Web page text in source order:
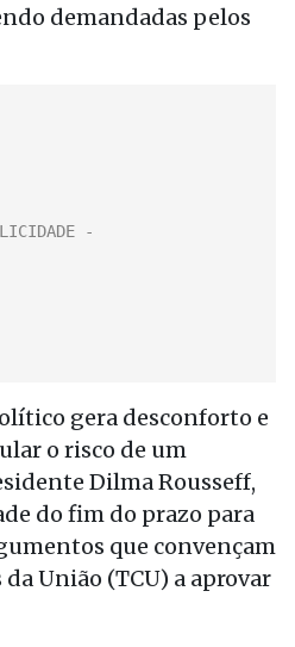
demandadas pelos
gera desconforto e
o risco de um
Dilma Rousseff,
do fim do prazo para
que convençam
União (TCU) a aprovar